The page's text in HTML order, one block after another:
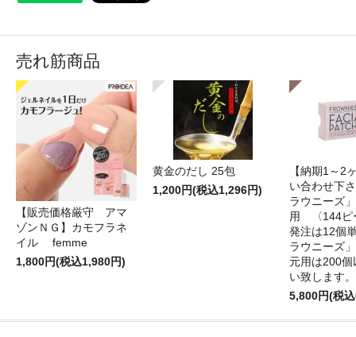
売れ筋商品
【販売価格厳守 アマ
ゾンＮＧ】カモフラネ
イル femme
1,800円(税込1,980円)
黄金のだし 25包
1,200円(税込1,296円)
【納期1～2
い合わせ下
ラウニーズ
用 〈144
発注は12個
ラウニーズ
元用は200個
い致します。
5,800円(税